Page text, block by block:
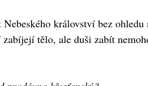
království bez
tělo, ale duši zabít